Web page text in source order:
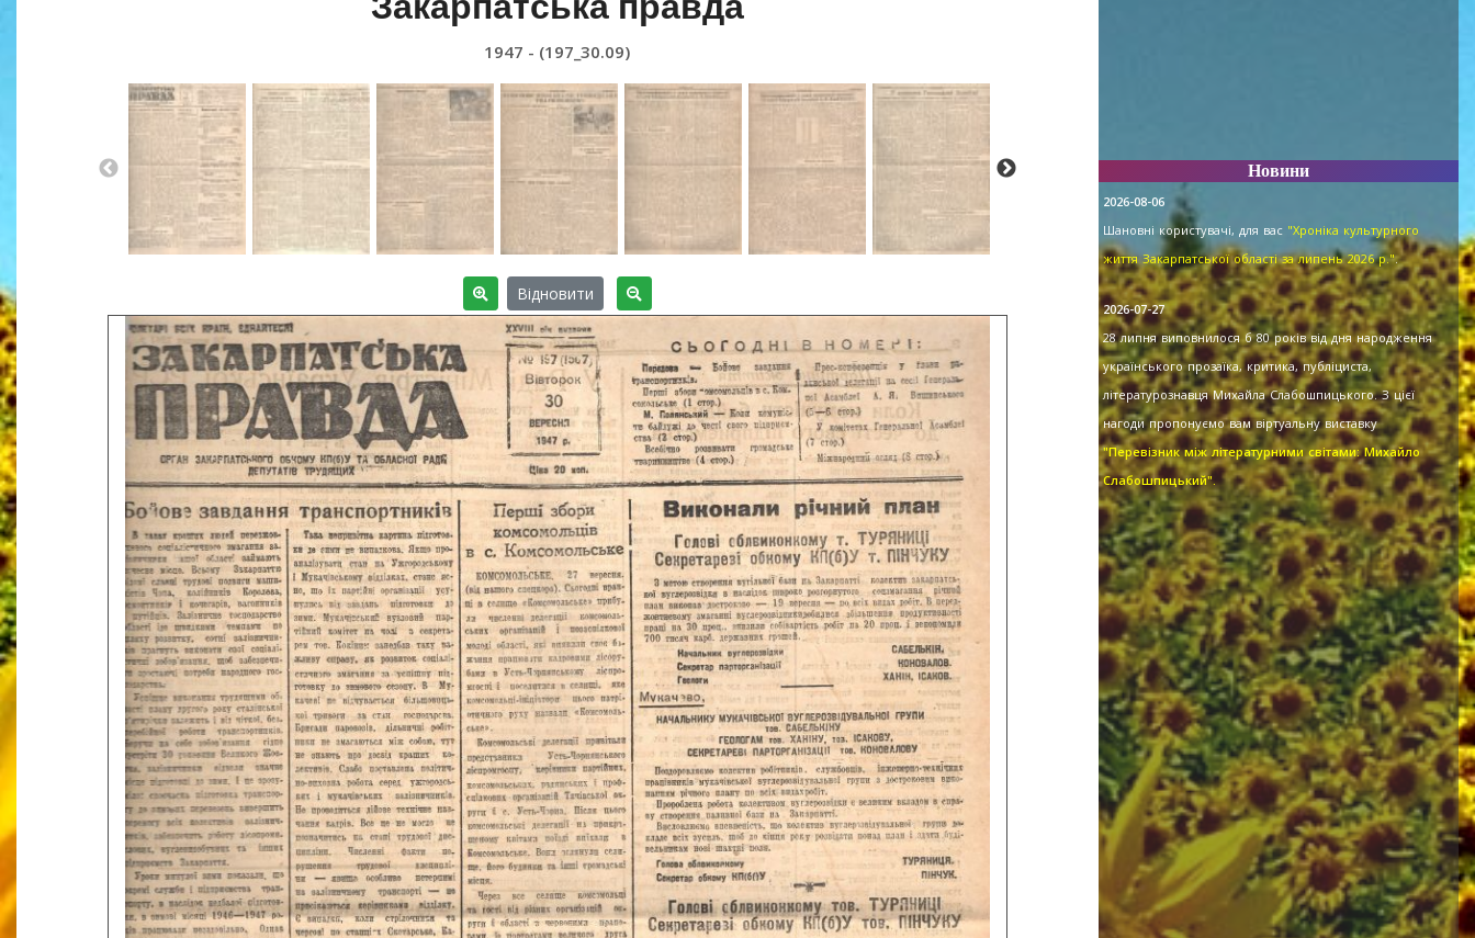
1947 - (197_30.09)
Відновити
Новини
2026-08-06
Шановні користувачі, для вас "Хроніка культурного
життя Закарпатської області за липень 2026 р.".
2026-07-27
28 липня виповнилося б 80 років від дня народження
українського прозаїка, критика, публіциста,
літературознавця Михайла Слабошпицького. З цієї
нагоди пропонуємо вам віртуальну виставку
"Перевізник між літературними світами: Михайло
Слабошпицький".